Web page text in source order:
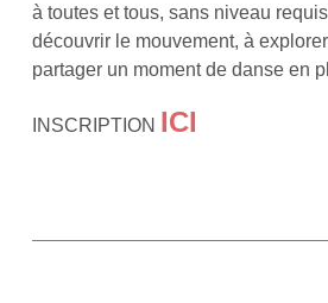
à toutes et tous, sans niveau
découvrir le mouvement, à
partager un moment de danse en
INSCRIPTION ICI